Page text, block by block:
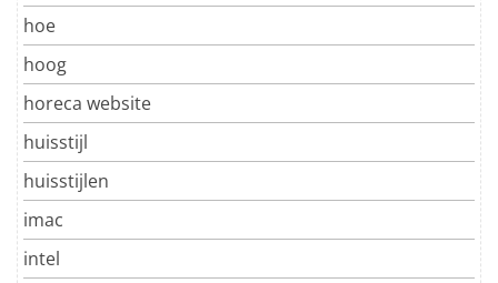
hoe
hoog
horeca website
huisstijl
huisstijlen
imac
intel